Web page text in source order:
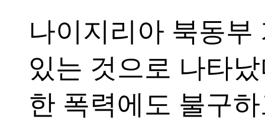
나이지리아 북동
있는 것으로 나타
한 폭력에도 불구